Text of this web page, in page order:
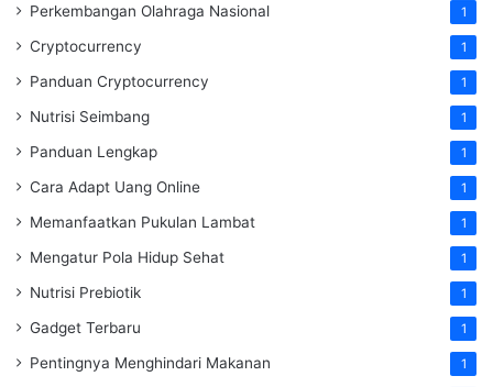
Perkembangan Olahraga Nasional 1
Cryptocurrency 1
Panduan Cryptocurrency 1
Nutrisi Seimbang 1
Panduan Lengkap 1
Cara Adapt Uang Online 1
Memanfaatkan Pukulan Lambat 1
Mengatur Pola Hidup Sehat 1
Nutrisi Prebiotik 1
Gadget Terbaru 1
Pentingnya Menghindari Makanan 1